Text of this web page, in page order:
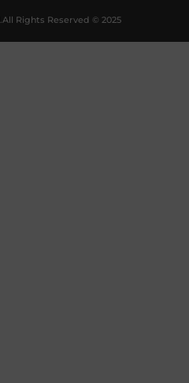
All Rights Reserved © 2025